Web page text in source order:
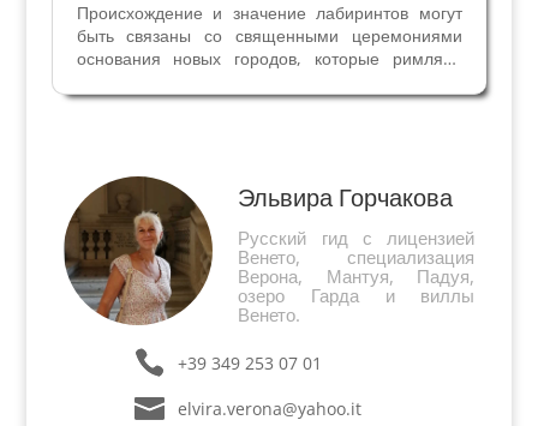
Происхождение и значение лабиринтов могут
быть связаны со священными церемониями
основания новых городов, которые римляне
“изобретателя” римских лабиринтов
Эльвира Горчакова
Русский гид с лицензией
Венето, специализация
Верона, Мантуя, Падуя,
озеро Гарда и виллы
Венето.
+39 349 253 07 01
elvira.verona@yahoo.it